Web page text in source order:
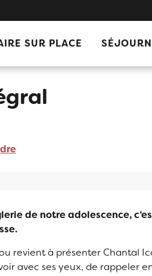
SUR PLACE
de notre adolescence,
revient à présenter Chantal
avec ses yeux, de rappeler